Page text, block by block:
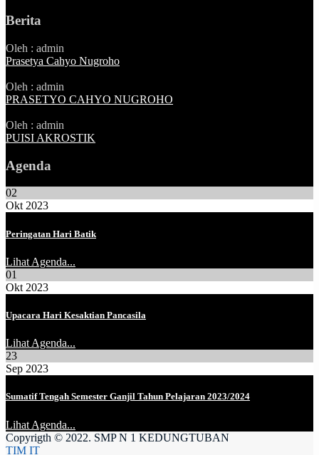
Berita
Oleh : admin
Prasetya Cahyo Nugroho
Oleh : admin
PRASETYO CAHYO NUGROHO
Oleh : admin
PUISI AKROSTIK
Agenda
02
Okt 2023
Peringatan Hari Batik
Lihat Agenda...
01
Okt 2023
Upacara Hari Kesaktian Pancasila
Lihat Agenda...
23
Sep 2023
Sumatif Tengah Semester Ganjil Tahun Pelajaran 2023/2024
Lihat Agenda...
Copyrigth © 2022. SMP N 1 KEDUNGTUBAN
TIM IT